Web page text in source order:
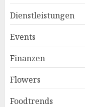
Dienstleistungen
Events
Finanzen
Flowers
Foodtrends